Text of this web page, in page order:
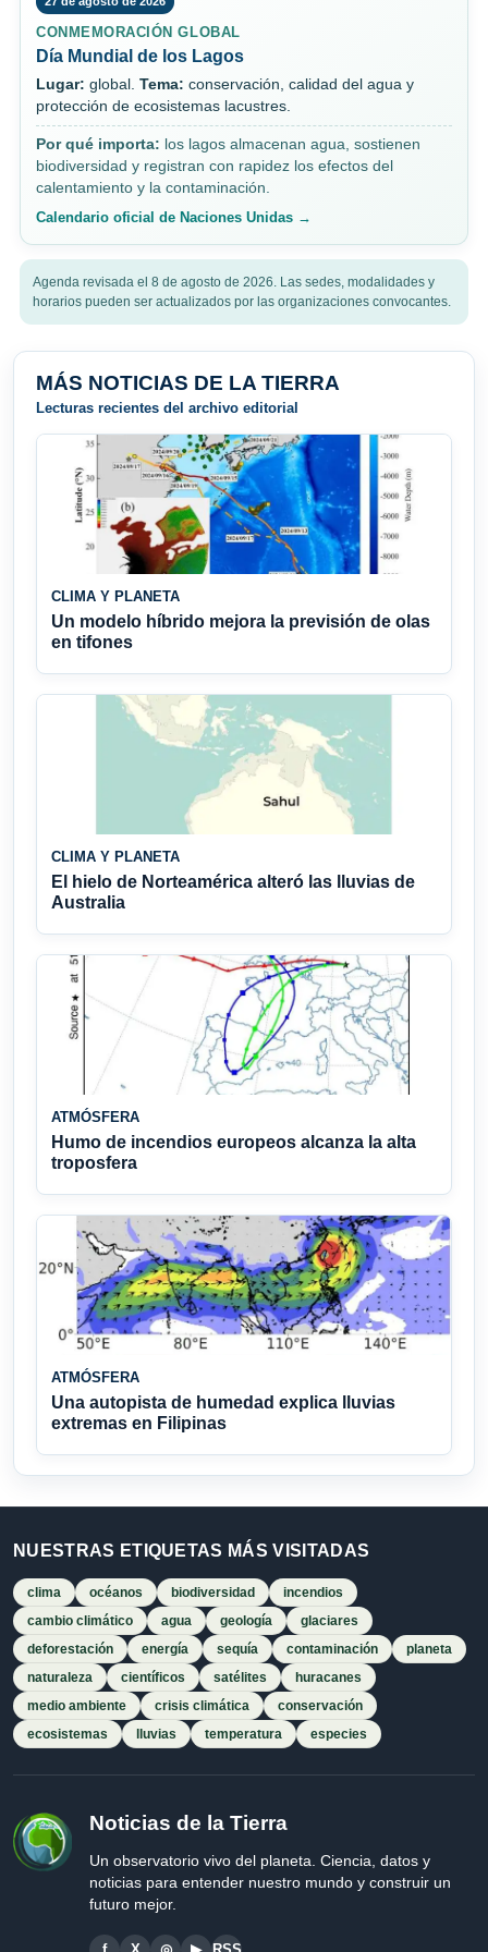
CONMEMORACIÓN GLOBAL
Día Mundial de los Lagos
Lugar: global. Tema: conservación, calidad del agua y
protección de ecosistemas lacustres.
Por qué importa: los lagos almacenan agua, sostienen
biodiversidad y registran con rapidez los efectos del
calentamiento y la contaminación.
Calendario oficial de Naciones Unidas →
Agenda revisada el 8 de agosto de 2026. Las sedes, modalidades y
horarios pueden ser actualizados por las organizaciones convocantes.
MÁS NOTICIAS DE LA TIERRA
Lecturas recientes del archivo editorial
CLIMA Y PLANETA
Un modelo híbrido mejora la previsión de olas
en tifones
CLIMA Y PLANETA
El hielo de Norteamérica alteró las lluvias de
Australia
ATMÓSFERA
Humo de incendios europeos alcanza la alta
troposfera
ATMÓSFERA
Una autopista de humedad explica lluvias
extremas en Filipinas
NUESTRAS ETIQUETAS MÁS VISITADAS
clima océanos biodiversidad
incendios
cambio climático
agua geología
glaciares
deforestación
energía sequía contaminación
planeta
naturaleza
científicos satélites
huracanes
medio ambiente
crisis climática
conservación
ecosistemas
lluvias temperatura especies
Noticias de la Tierra
Un observatorio vivo del planeta. Ciencia, datos y
noticias para entender nuestro mundo y construir un
futuro mejor.